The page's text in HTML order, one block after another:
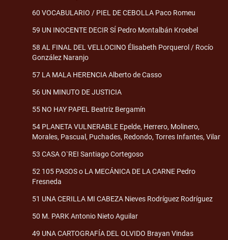
60 VOCABULARIO / PIEL DE CEBOLLA Paco Romeu
59 UN INOCENTE DECIR SÍ Pedro Montalbán Kroebel
58 AL FINAL DEL VELLOCINO Élisabeth Porquerol / Rocío
González Naranjo
57 LA MALA HERENCIA Alberto de Casso
56 UN MINUTO DE JUSTICIA
55 NO HAY PAPEL Beatriz Bergamín
54 PLANETA VULNERABLE Epelde, Herrero, Molinero,
Morales, Pascual, Puchades, Redondo, Torres Infantes, Vilar
53 CASA O`REI Santiago Cortegoso
52 105 PASOS o LA MECÁNICA DE LA CARNE Pedro
Fresneda
51 UNA CERILLA MI CABEZA Nieves Rodríguez Rodríguez
50 M. PARK Antonio Nieto Aguilar
49 UNA CARTOGRAFÍA DEL OLVIDO Brayan Vindas